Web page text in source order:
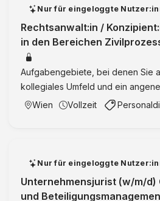
Nur für eingeloggte
Rechtsanwalt:in /
in den Bereichen
Liegenschaftsrecht,
Aufgabengebiete, bei denen Sie
kollegiales Umfeld und ein
Büro in gut zu erreichender Lage
Wien Vollzeit
Nur für eingeloggte
Unternehmensjurist (w/m/
und